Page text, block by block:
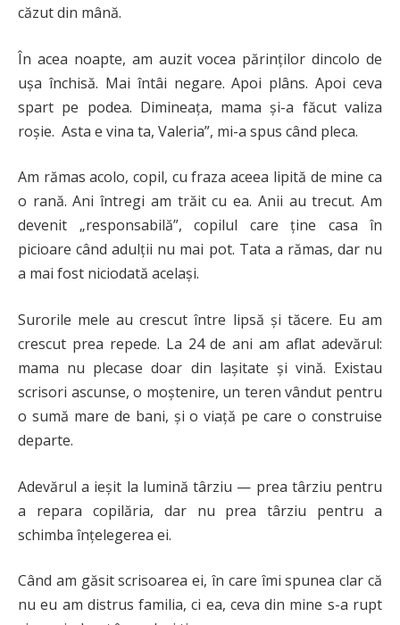
căzut din mână.
În acea noapte, am auzit vocea părinților dincolo de
ușa închisă. Mai întâi negare. Apoi plâns. Apoi ceva
spart pe podea. Dimineața, mama și-a făcut valiza
roșie. Asta e vina ta, Valeria”, mi-a spus când pleca.
Am rămas acolo, copil, cu fraza aceea lipită de mine ca
o rană. Ani întregi am trăit cu ea. Anii au trecut. Am
devenit „responsabilă”, copilul care ține casa în
picioare când adulții nu mai pot. Tata a rămas, dar nu
a mai fost niciodată același.
Surorile mele au crescut între lipsă și tăcere. Eu am
crescut prea repede. La 24 de ani am aflat adevărul:
mama nu plecase doar din lașitate și vină. Existau
scrisori ascunse, o moștenire, un teren vândut pentru
o sumă mare de bani, și o viață pe care o construise
departe.
Adevărul a ieșit la lumină târziu — prea târziu pentru
a repara copilăria, dar nu prea târziu pentru a
schimba înțelegerea ei.
Când am găsit scrisoarea ei, în care îmi spunea clar că
nu eu am distrus familia, ci ea, ceva din mine s-a rupt